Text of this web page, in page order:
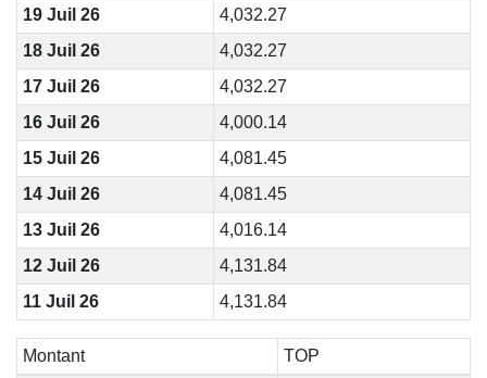
19 Juil 26
4,032.27
18 Juil 26
4,032.27
17 Juil 26
4,032.27
16 Juil 26
4,000.14
15 Juil 26
4,081.45
14 Juil 26
4,081.45
13 Juil 26
4,016.14
12 Juil 26
4,131.84
11 Juil 26
4,131.84
Montant
TOP